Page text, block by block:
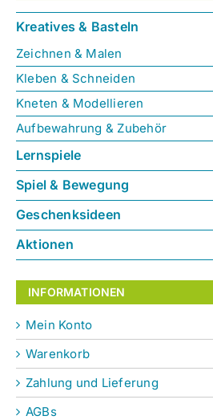
Kreatives & Basteln
Zeichnen & Malen
Kleben & Schneiden
Kneten & Modellieren
Aufbewahrung & Zubehör
Lernspiele
Spiel & Bewegung
Geschenksideen
Aktionen
INFORMATIONEN
Mein Konto
Warenkorb
Zahlung und Lieferung
AGBs